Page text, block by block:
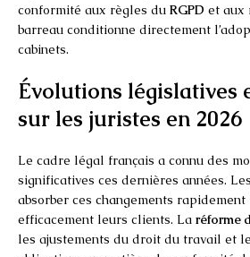
conformité aux règles du RGPD et aux
barreau conditionne directement
cabinets.
Évolutions législatives
sur les juristes en 2026
Le cadre légal français a connu des
significatives ces dernières années.
absorber ces changements
efficacement leurs clients. La réforme
les ajustements du droit du travail et